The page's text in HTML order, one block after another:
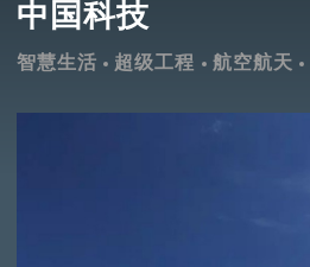
中国科技
智慧生活 超级工程 航空航天